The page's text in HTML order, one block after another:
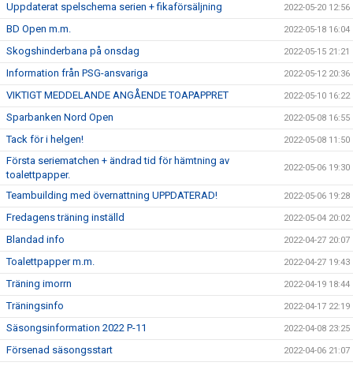
Uppdaterat spelschema serien + fikaförsäljning 2022-05-20 12:56
BD Open m.m. 2022-05-18 16:04
Skogshinderbana på onsdag 2022-05-15 21:21
Information från PSG-ansvariga 2022-05-12 20:36
VIKTIGT MEDDELANDE ANGÅENDE TOAPAPPRET 2022-05-10 16:22
Sparbanken Nord Open 2022-05-08 16:55
Tack för i helgen! 2022-05-08 11:50
Första seriematchen + ändrad tid för hämtning av
toalettpapper.
2022-05-06 19:30
Teambuilding med övernattning UPPDATERAD! 2022-05-06 19:28
Fredagens träning inställd 2022-05-04 20:02
Blandad info 2022-04-27 20:07
Toalettpapper m.m. 2022-04-27 19:43
Träning imorrn 2022-04-19 18:44
Träningsinfo 2022-04-17 22:19
Säsongsinformation 2022 P-11 2022-04-08 23:25
Försenad säsongsstart 2022-04-06 21:07